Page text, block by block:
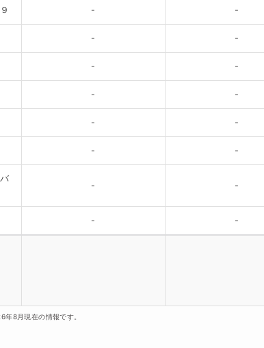
- -
- -
- -
- -
- -
- -
- -
- -
8月現在の情報です。